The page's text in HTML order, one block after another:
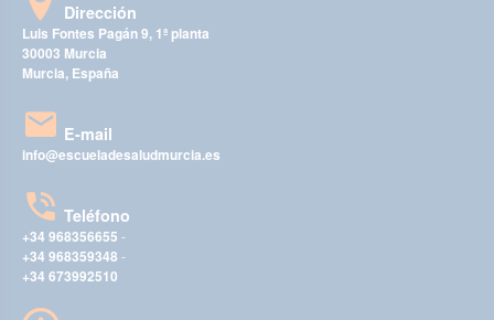
Dirección
Luis Fontes Pagán 9, 1ª planta
30003 Murcia
Murcia, España
E-mail
info@escueladesaludmurcia.es
Teléfono
+34 968356655 -
+34 968359348 -
+34 673992510